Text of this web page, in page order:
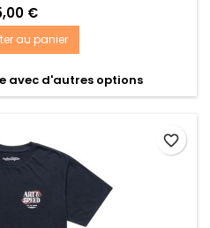
€
au panier
avec d'autres options
favorite_border